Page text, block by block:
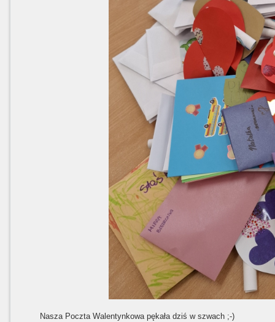
Nasza Poczta Walentynkowa pękała dziś w szwach ;-)